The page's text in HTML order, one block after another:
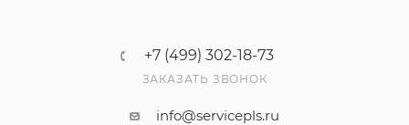
+7 (499) 302-18-73
ЗАКАЗАТЬ ЗВОНОК
info@servicepls.ru